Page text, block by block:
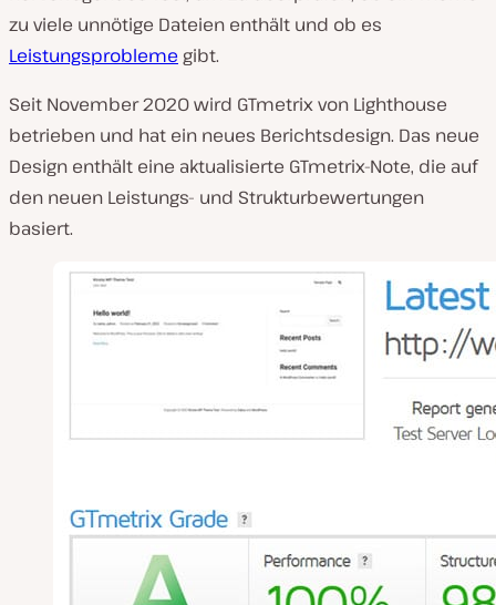
zu viele unnötige Dateien enthält und ob es
Leistungsprobleme gibt.
Seit November 2020 wird GTmetrix von Lighthouse
betrieben und hat ein neues Berichtsdesign. Das neue
Design enthält eine aktualisierte GTmetrix-Note, die auf
den neuen Leistungs- und Strukturbewertungen
basiert.